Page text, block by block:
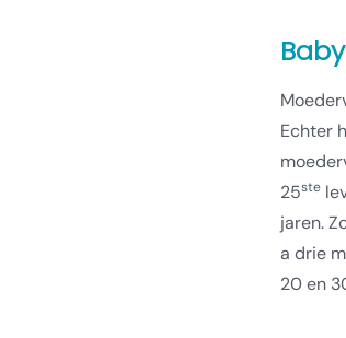
Echter
25ste
jaren.
a drie
20 en